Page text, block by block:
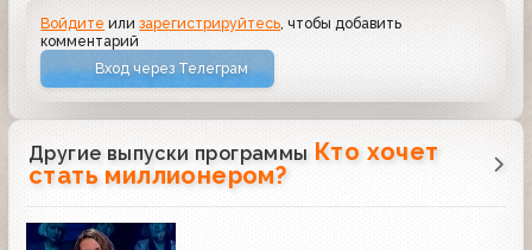
Войдите илизарегистрируйтесь , чтобы добавить
комментарий
Вход через Телеграм
Другие выпуски программы Кто хочет
стать миллионером?